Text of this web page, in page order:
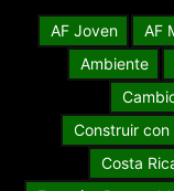
AF Joven AF
Ambiente
Construir con
Costa